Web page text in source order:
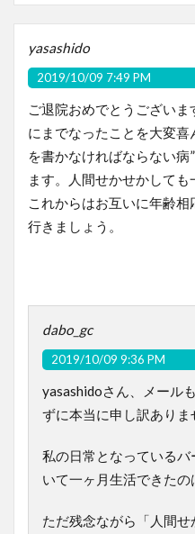
yasashido
2019/10/09 7:49 PM
ご退院おめでとうござい
にまでなったことを大変
を書かなければならない病
ます。人間せかせかしても
これからはお互いに年齢
行きましょう。
dabo_gc
2019/10/09 9:36 PM
yasashidoさん、メール
ずに本当に申し訳ありま
私の日常となっている
いて一ヶ月生活できたの
ただ残念ながら「人間